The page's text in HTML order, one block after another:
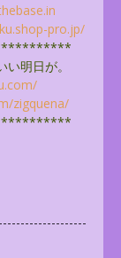
in
pro.jp/
明日が。
zigquena/